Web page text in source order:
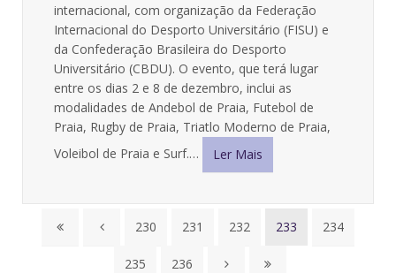
internacional, com organização da Federação
Internacional do Desporto Universitário (FISU) e
da Confederação Brasileira do Desporto
Universitário (CBDU). O evento, que terá lugar
entre os dias 2 e 8 de dezembro, inclui as
modalidades de Andebol de Praia, Futebol de
Praia, Rugby de Praia, Triatlo Moderno de Praia,
Voleibol de Praia e Surf.…
Ler Mais
230 231 232 233 234
235 236